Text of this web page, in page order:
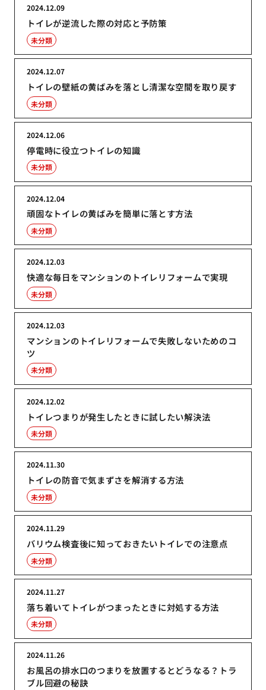
トイレが逆流した際の対応と予防策
2024.12.09
未分類
トイレの壁紙の黄ばみを落とし清潔な空間を取り戻す
2024.12.07
未分類
停電時に役立つトイレの知識
2024.12.06
未分類
頑固なトイレの黄ばみを簡単に落とす方法
2024.12.04
未分類
快適な毎日をマンションのトイレリフォームで実現
2024.12.03
未分類
マンションのトイレリフォームで失敗しないためのコ
ツ
2024.12.03
未分類
トイレつまりが発生したときに試したい解決法
2024.12.02
未分類
トイレの防音で気まずさを解消する方法
2024.11.30
未分類
バリウム検査後に知っておきたいトイレでの注意点
2024.11.29
未分類
落ち着いてトイレがつまったときに対処する方法
2024.11.27
未分類
お風呂の排水口のつまりを放置するとどうなる？トラ
ブル回避の秘訣
2024.11.26